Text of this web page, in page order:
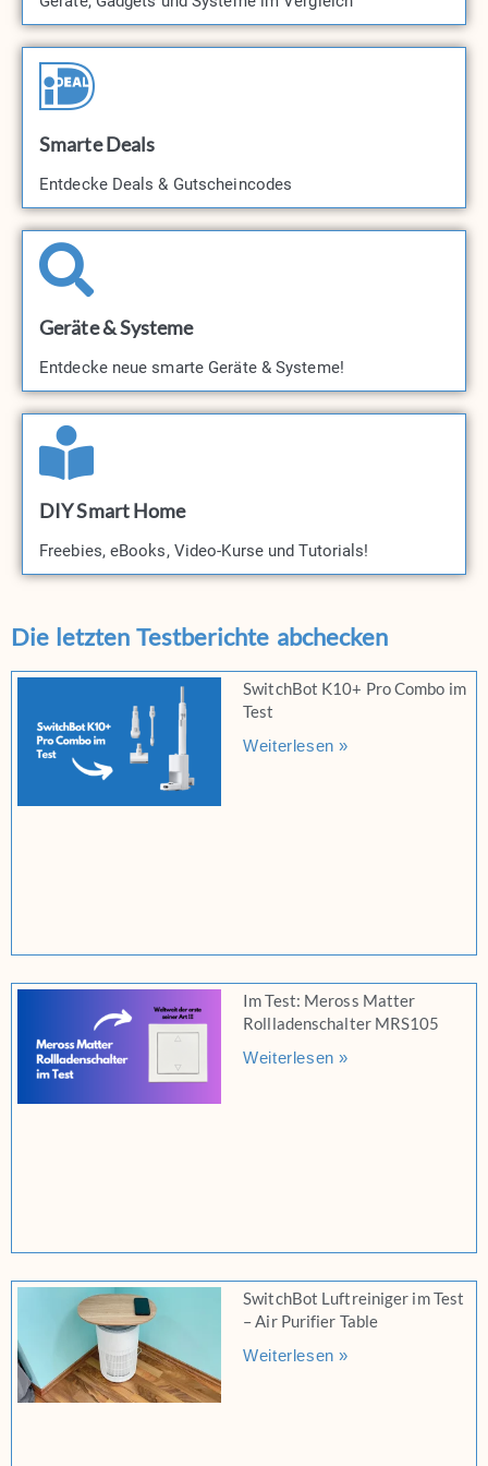
Smarte Deals
Entdecke Deals & Gutscheincodes​
Geräte & Systeme
Entdecke neue smarte Geräte & Systeme!​
DIY Smart Home
Freebies, eBooks, Video-Kurse und Tutorials!​
Die letzten Testberichte abchecken
SwitchBot K10+ Pro Combo im
Test
Weiterlesen »
Im Test: Meross Matter
Rollladenschalter MRS105
Weiterlesen »
SwitchBot Luftreiniger im Test
– Air Purifier Table
Weiterlesen »